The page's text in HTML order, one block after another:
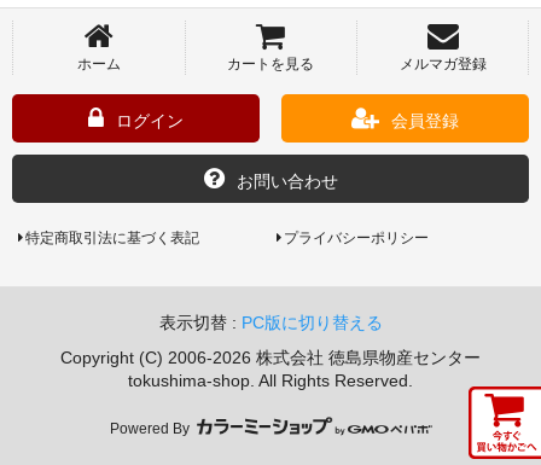
ホーム カートを見る メルマガ登録
ログイン 会員登録
お問い合わせ
特定商取引法に基づく表記 プライバシーポリシー
表示切替 : PC版に切り替える
Copyright (C) 2006-2026 株式会社 徳島県物産センター
tokushima-shop. All Rights Reserved.
Powered By